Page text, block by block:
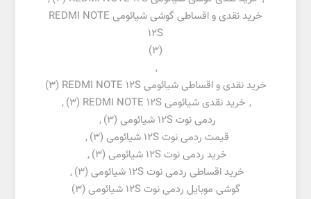
خرید نقدی و اقساطی گوشی شیائومی REDMI NOTE
12S
(3)
,
خرید نقدی و اقساطی شیائومی REDMI NOTE 12S
(3)
, خرید نقدی شیائومی REDMI NOTE 12S (3)
,
ردمی نوت 12S شیائومی
(3)
,
قیمت ردمی نوت 12S شیائومی
(3)
,
خرید ردمی نوت 12S شیائومی
(3)
,
خرید اقساطی ردمی نوت 12S شیائومی
(3)
,
گوشی موبایل ردمی نوت 12S شیائومی
(3)